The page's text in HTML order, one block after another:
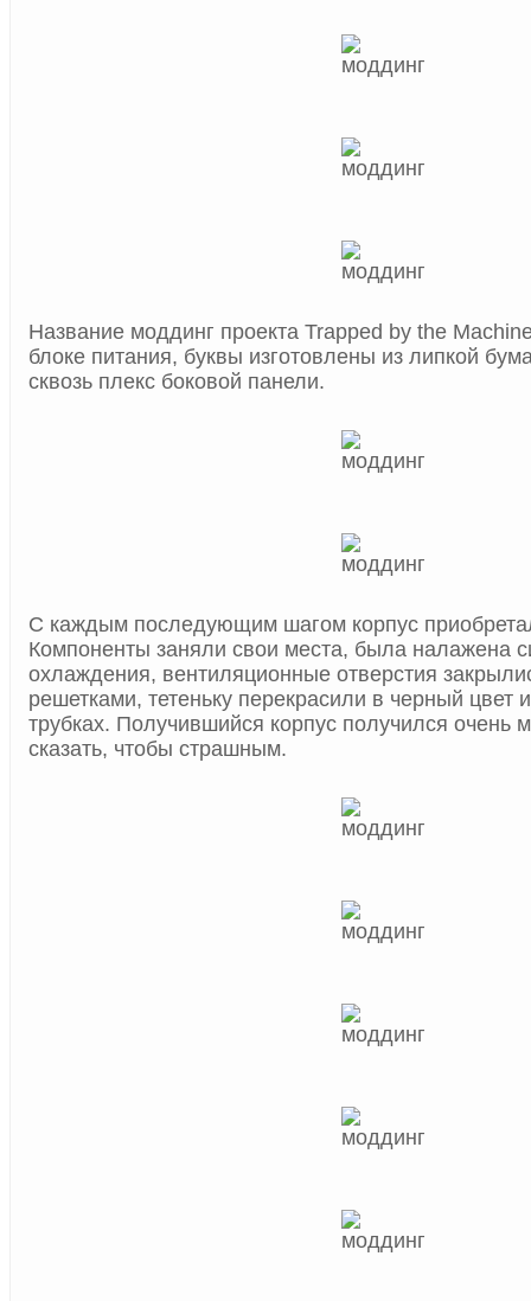
Название моддинг проекта Trapped by the
блоке питания, буквы изготовлены из липкой
сквозь плекс боковой панели.
С каждым последующим шагом корпус
Компоненты заняли свои места, была налажена
охлаждения, вентиляционные отверстия
решетками, тетеньку перекрасили в черный цвет
трубках. Получившийся корпус получился очень
сказать, чтобы страшным.